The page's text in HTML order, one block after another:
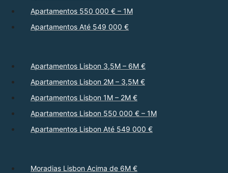
Apartamentos 550 000 € – 1M
Apartamentos Até 549 000 €
Apartamentos Lisbon 3,5M – 6M €
Apartamentos Lisbon 2M – 3,5M €
Apartamentos Lisbon 1M – 2M €
Apartamentos Lisbon 550 000 € – 1M
Apartamentos Lisbon Até 549 000 €
Moradias Lisbon Acima de 6M €